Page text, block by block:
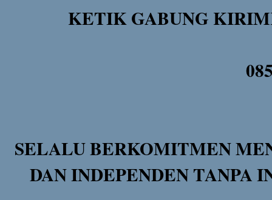
KETIK GABUNG
SELALU BERKOMITMEN
DAN INDEPENDEN TANPA